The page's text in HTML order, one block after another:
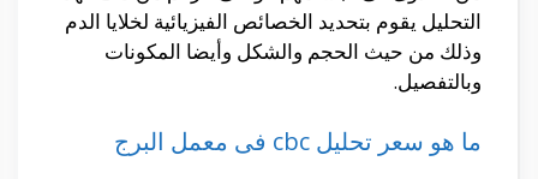
التحليل يقوم بتحديد الخصائص الفيزيائية لخلايا الدم
وذلك من حيث الحجم والشكل وأيضا المكونات
وبالتفصيل.
ما هو سعر تحليل cbc فى معمل البرج